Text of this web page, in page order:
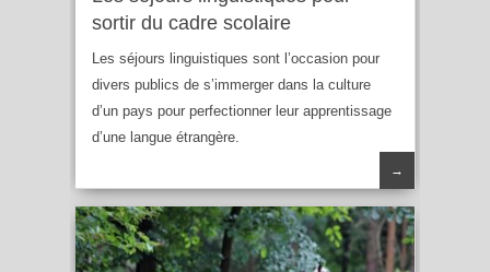
sortir du cadre scolaire
Les séjours linguistiques sont l’occasion pour
divers publics de s’immerger dans la culture
d’un pays pour perfectionner leur apprentissage
d’une langue étrangère.
→